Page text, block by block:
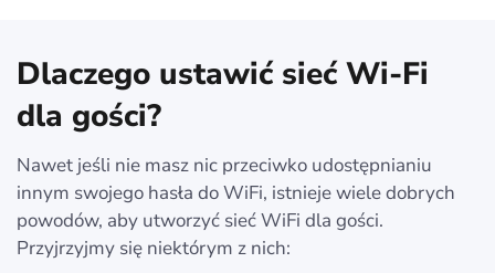
Dlaczego ustawić sieć Wi-Fi
dla gości?
Nawet jeśli nie masz nic przeciwko udostępnianiu
innym swojego hasła do WiFi, istnieje wiele dobrych
powodów, aby utworzyć sieć WiFi dla gości.
Przyjrzyjmy się niektórym z nich: